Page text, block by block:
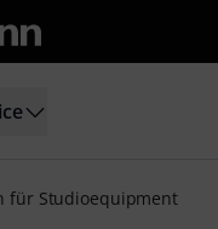
für Studioequipment